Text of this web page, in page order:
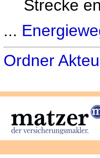
Strecke
...
Ordner